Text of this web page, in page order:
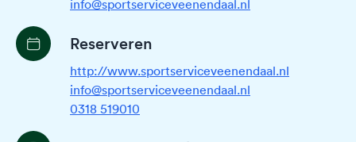
info@sportserviceveenendaal.nl
Reserveren
http://www.sportserviceveenendaal.nl
info@sportserviceveenendaal.nl
0318 519010